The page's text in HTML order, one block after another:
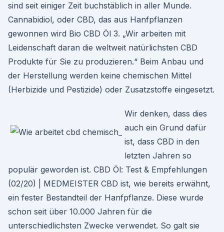
sind seit einiger Zeit buchstäblich in aller Munde.
Cannabidiol, oder CBD, das aus Hanfpflanzen
gewonnen wird Bio CBD Öl 3. „Wir arbeiten mit
Leidenschaft daran die weltweit natürlichsten CBD
Produkte für Sie zu produzieren.“ Beim Anbau und
der Herstellung werden keine chemischen Mittel
(Herbizide und Pestizide) oder Zusatzstoffe eingesetzt.
Wir denken, dass dies
auch ein Grund dafür
ist, dass CBD in den
letzten Jahren so
populär geworden ist. CBD Öl: Test & Empfehlungen
(02/20) | MEDMEISTER CBD ist, wie bereits erwähnt,
ein fester Bestandteil der Hanfpflanze. Diese wurde
schon seit über 10.000 Jahren für die
unterschiedlichsten Zwecke verwendet. So galt sie